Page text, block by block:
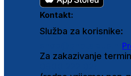
Kontakt:
Služba za korisnike:
Za zakazivanje